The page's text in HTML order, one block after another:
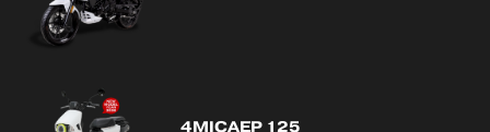
4MICAEP 125